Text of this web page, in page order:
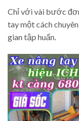
Chỉ với vài bước
tay một cách
gian tập huấn.